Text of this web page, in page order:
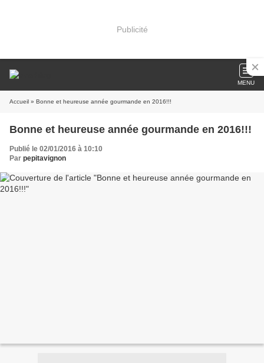
Publicité
MENU
Accueil » Bonne et heureuse année gourmande en 2016!!!
Bonne et heureuse année gourmande en 2016!!!
Publié le 02/01/2016 à 10:10
Par pepitavignon